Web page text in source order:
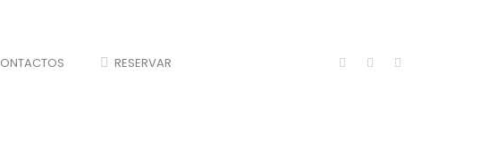
RESERVAR